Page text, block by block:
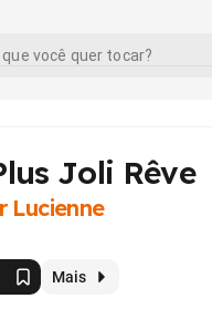
Joli Rêve
Lucienne
Mais